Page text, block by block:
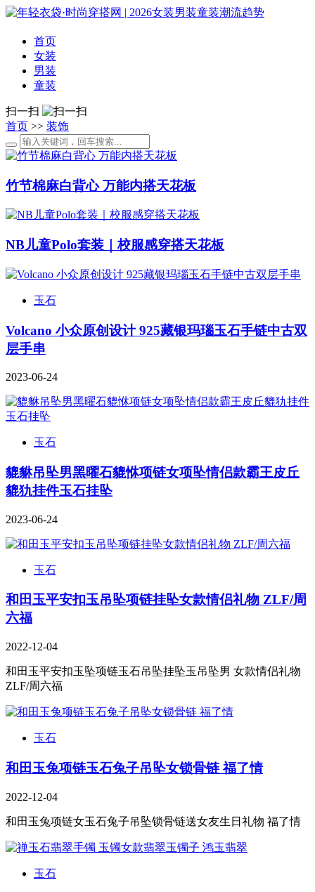
首页
女装
男装
童装
扫一扫
首页 >> 装饰
竹节棉麻白背心 万能内搭天花板
NB儿童Polo套装｜校服感穿搭天花板
玉石
Volcano 小众原创设计 925藏银玛瑙玉石手链中古双
层手串
2023-06-24
玉石
貔貅吊坠男黑曜石貔恘项链女项坠情侣款霸王皮丘
貔犰挂件玉石挂坠
2023-06-24
玉石
和田玉平安扣玉吊坠项链挂坠女款情侣礼物 ZLF/周
六福
2022-12-04
和田玉平安扣玉坠项链玉石吊坠挂坠玉吊坠男 女款情侣礼物
ZLF/周六福
玉石
和田玉兔项链玉石兔子吊坠女锁骨链 福了情
2022-12-04
和田玉兔项链女玉石兔子吊坠锁骨链送女友生日礼物 福了情
玉石